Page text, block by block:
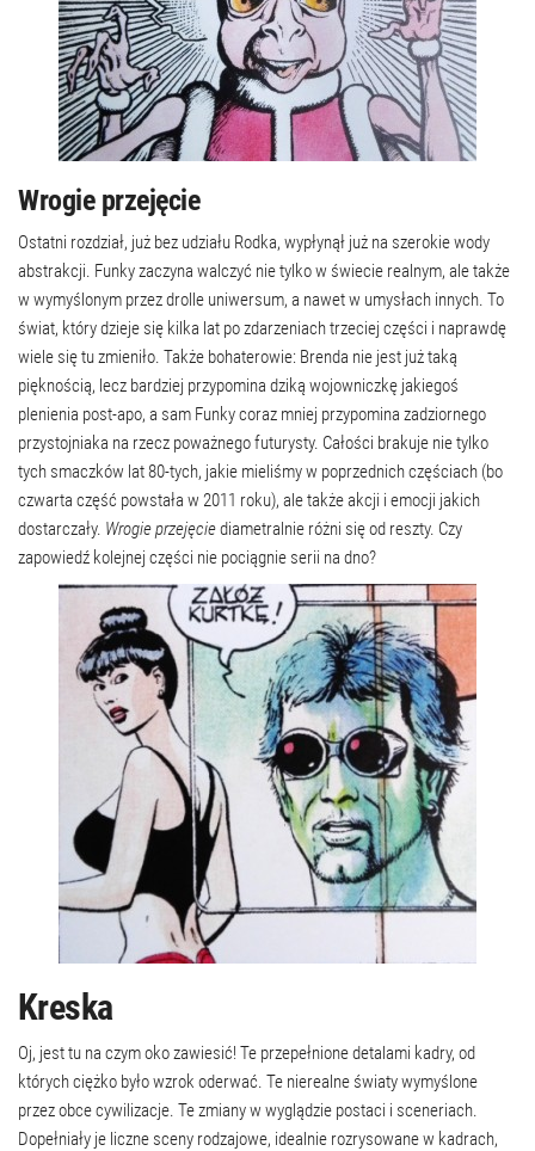
Wrogie przejęcie
Ostatni rozdział, już bez udziału Rodka, wypłynął już na szerokie wody
abstrakcji. Funky zaczyna walczyć nie tylko w świecie realnym, ale także
w wymyślonym przez drolle uniwersum, a nawet w umysłach innych. To
świat, który dzieje się kilka lat po zdarzeniach trzeciej części i naprawdę
wiele się tu zmieniło. Także bohaterowie: Brenda nie jest już taką
pięknością, lecz bardziej przypomina dziką wojowniczkę jakiegoś
plenienia post-apo, a sam Funky coraz mniej przypomina zadziornego
przystojniaka na rzecz poważnego futurysty. Całości brakuje nie tylko
tych smaczków lat 80-tych, jakie mieliśmy w poprzednich częściach (bo
czwarta część powstała w 2011 roku), ale także akcji i emocji jakich
dostarczały. Wrogie przejęciediametralnie różni się od reszty. Czy
zapowiedź kolejnej części nie pociągnie serii na dno?
Kreska
Oj, jest tu na czym oko zawiesić! Te przepełnione detalami kadry, od
których ciężko było wzrok oderwać. Te nierealne światy wymyślone
przez obce cywilizacje. Te zmiany w wyglądzie postaci i sceneriach.
Dopełniały je liczne sceny rodzajowe, idealnie rozrysowane w kadrach,